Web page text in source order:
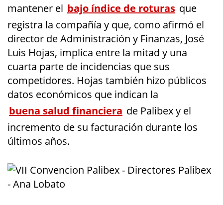
mantener el bajo índice de roturas que
registra la compañía y que, como afirmó el
director de Administración y Finanzas, José
Luis Hojas, implica entre la mitad y una
cuarta parte de incidencias que sus
competidores. Hojas también hizo públicos
datos económicos que indican la
buena salud financiera de Palibex y el
incremento de su facturación durante los
últimos años.